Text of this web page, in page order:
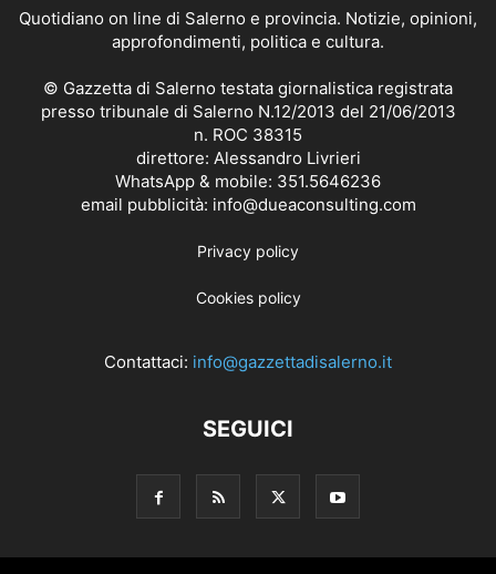
Quotidiano on line di Salerno e provincia. Notizie, opinioni,
approfondimenti, politica e cultura.
© Gazzetta di Salerno testata giornalistica registrata
presso tribunale di Salerno N.12/2013 del 21/06/2013
n. ROC 38315
direttore: Alessandro Livrieri
WhatsApp & mobile: 351.5646236
email pubblicità: info@dueaconsulting.com
Privacy policy
Cookies policy
Contattaci: info@gazzettadisalerno.it
SEGUICI